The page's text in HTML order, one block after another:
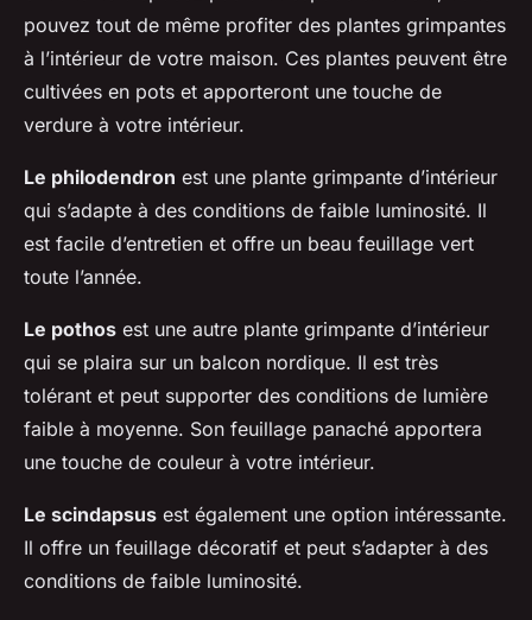
pouvez tout de même profiter des plantes grimpantes
à l’intérieur de votre maison. Ces plantes peuvent être
cultivées en pots et apporteront une touche de
verdure à votre intérieur.
Le philodendron est une plante grimpante d’intérieur
qui s’adapte à des conditions de faible luminosité. Il
est facile d’entretien et offre un beau feuillage vert
toute l’année.
Le pothos est une autre plante grimpante d’intérieur
qui se plaira sur un balcon nordique. Il est très
tolérant et peut supporter des conditions de lumière
faible à moyenne. Son feuillage panaché apportera
une touche de couleur à votre intérieur.
Le scindapsus est également une option intéressante.
Il offre un feuillage décoratif et peut s’adapter à des
conditions de faible luminosité.